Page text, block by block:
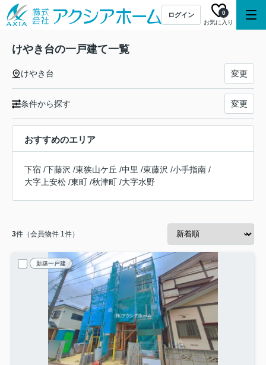
ログイン
お気に入り
0
けやき台の一戸建て一覧
けやき台 変更
条件から探す 変更
おすすめのエリア
下宿 /下藤沢 /東狭山ケ丘 /中里 /東藤沢 /小手指南 /
大字上安松 /東町 /秋津町 /大字水野
3件（会員物件 1件）
新築一戸建